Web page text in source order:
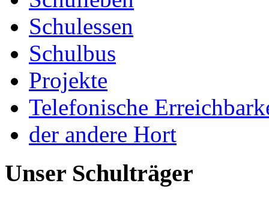
Schulessen
Schulbus
Projekte
Telefonische
der andere Hort
Unser Schulträger